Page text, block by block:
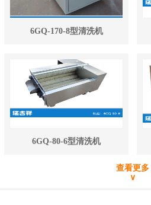
6GQ-170-8型清洗机
6GQ-80-6型清洗机
查看更多
∨